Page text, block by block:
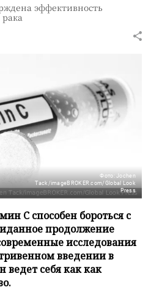
эффективность
Фото: Jochen
Tack/imageBROKER.com/Global Look
Press
C способен бороться с
продолжение
исследования
введении в
ведет себя как как